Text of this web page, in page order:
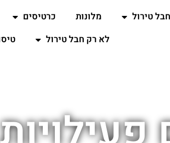
חבל טירול מלונות כרטיסים
לא רק חבל טירול